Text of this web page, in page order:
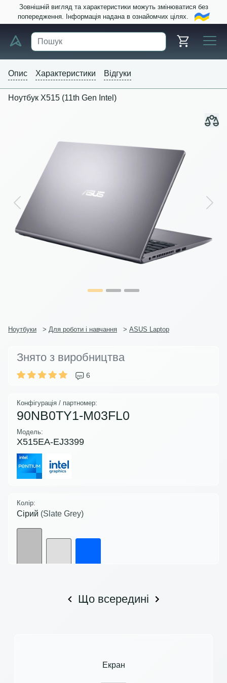
Зовнішній вигляд та характеристики можуть змінюватися без
попередження. Інформація надана в ознайомчих цілях.
Опис Характеристики Відгуки
Ноутбук X515 (11th Gen Intel)
Previous Next
Ноутбуки > Для роботи і навчання > ASUS Laptop
Знято з виробництва
6
Конфігурація / партномер:
90NB0TY1-M03FL0
Модель:
X515EA-EJ3399
Колір:
Сірий (Slate Grey)
Що всередині
Екран